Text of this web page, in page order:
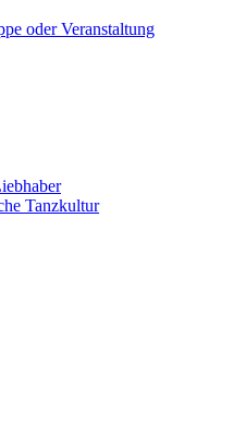
oder Veranstaltung
Tanzkultur